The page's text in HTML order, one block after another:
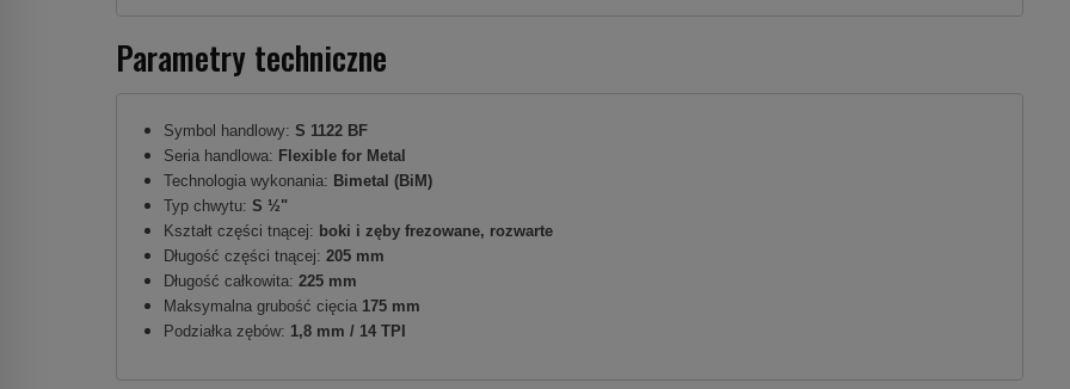
Parametry techniczne
Symbol handlowy: S 1122 BF
Seria handlowa: Flexible for Metal
Technologia wykonania: Bimetal (BiM)
Typ chwytu: S ½"
Kształt części tnącej: boki i zęby frezowane, rozwarte
Długość części tnącej: 205 mm
Długość całkowita: 225 mm
Maksymalna grubość cięcia 175 mm
Podziałka zębów: 1,8 mm / 14 TPI